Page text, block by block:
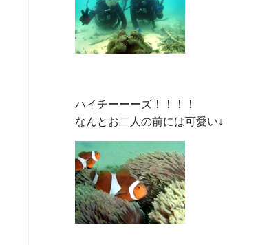
ハイチーーーズ！！！！